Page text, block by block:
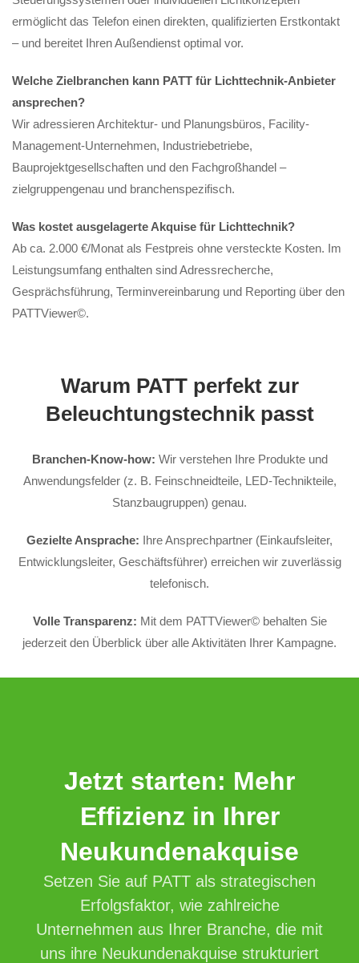
ermöglicht das Telefon einen direkten, qualifizierten Erstkontakt
– und bereitet Ihren Außendienst optimal vor.
Welche Zielbranchen kann PATT für Lichttechnik-Anbieter
ansprechen?
Wir adressieren Architektur- und Planungsbüros, Facility-
Management-Unternehmen, Industriebetriebe,
Bauprojektgesellschaften und den Fachgroßhandel –
zielgruppengenau und branchenspezifisch.
Was kostet ausgelagerte Akquise für Lichttechnik?
Ab ca. 2.000 €/Monat als Festpreis ohne versteckte Kosten. Im
Leistungsumfang enthalten sind Adressrecherche,
Gesprächsführung, Terminvereinbarung und Reporting über den
PATTViewer©.
Warum PATT perfekt zur
Beleuchtungstechnik passt
Branchen-Know-how: Wir verstehen Ihre Produkte und
Anwendungsfelder (z. B. Feinschneidteile, LED-Technikteile,
Stanzbaugruppen) genau.
Gezielte Ansprache: Ihre Ansprechpartner (Einkaufsleiter,
Entwicklungsleiter, Geschäftsführer) erreichen wir zuverlässig
telefonisch.
Volle Transparenz: Mit dem PATTViewer© behalten Sie
jederzeit den Überblick über alle Aktivitäten Ihrer Kampagne.
Jetzt starten: Mehr
Effizienz in Ihrer
Neukundenakquise
Setzen Sie auf PATT als strategischen
Erfolgsfaktor, wie zahlreiche
Unternehmen aus Ihrer Branche, die mit
uns ihre Neukundenakquise strukturiert